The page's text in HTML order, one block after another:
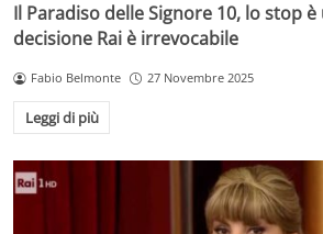
Il Paradiso delle Signore 10, lo stop
decisione Rai è irrevocabile
Fabio Belmonte 27 Novembre 2025
Leggi di più